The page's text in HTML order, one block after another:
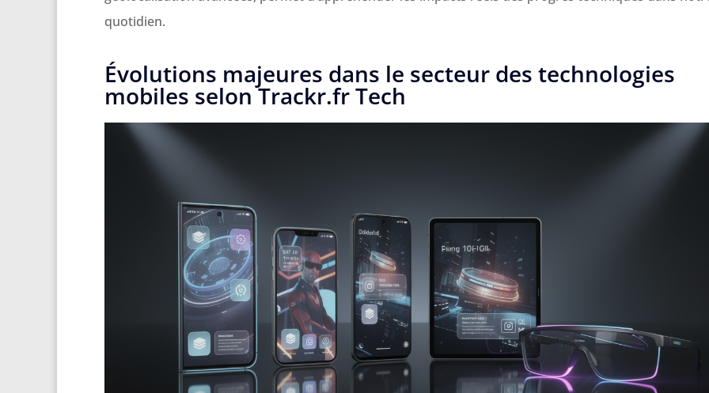
quotidien.
Évolutions majeures dans le secteur des technologies
mobiles selon Trackr.fr Tech